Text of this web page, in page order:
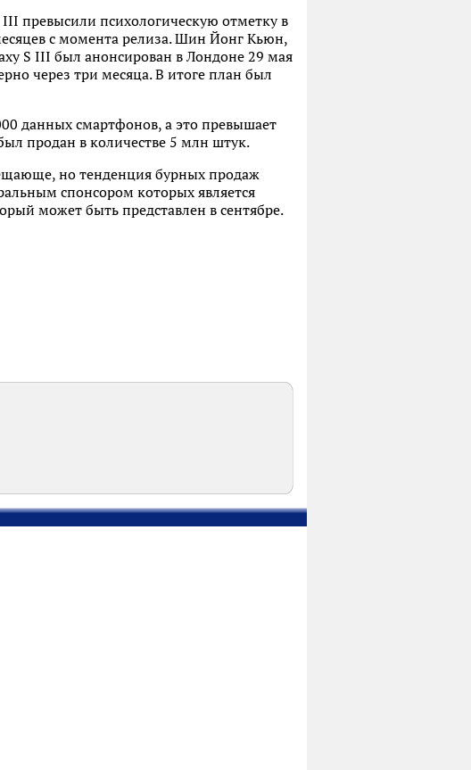
превысили психологическую отметку в
с момента релиза. Шин Йонг Кьюн,
S III был анонсирован в Лондоне 29 мая
через три месяца. В итоге план был
данных смартфонов, а это превышает
продан в количестве 5 млн штук.
но тенденция бурных продаж
спонсором которых является
может быть представлен в сентябре.